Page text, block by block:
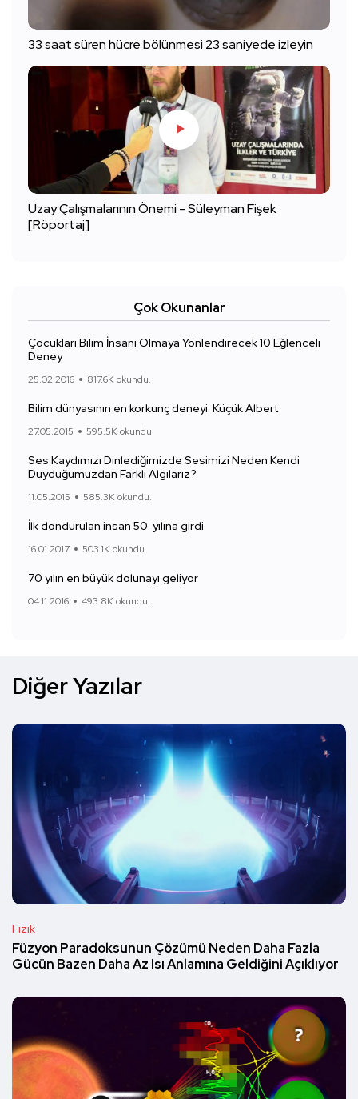
33 saat süren hücre bölünmesi 23 saniyede izleyin
Uzay Çalışmalarının Önemi - Süleyman Fişek
[Röportaj]
Çok Okunanlar
Çocukları Bilim İnsanı Olmaya Yönlendirecek 10 Eğlenceli
Deney
25.02.2016 817.6K okundu.
Bilim dünyasının en korkunç deneyi: Küçük Albert
27.05.2015 595.5K okundu.
Ses Kaydımızı Dinlediğimizde Sesimizi Neden Kendi
Duyduğumuzdan Farklı Algılarız?
11.05.2015 585.3K okundu.
İlk dondurulan insan 50. yılına girdi
16.01.2017 503.1K okundu.
70 yılın en büyük dolunayı geliyor
04.11.2016 493.8K okundu.
Diğer Yazılar
Fizik
Füzyon Paradoksunun Çözümü Neden Daha Fazla
Gücün Bazen Daha Az Isı Anlamına Geldiğini Açıklıyor